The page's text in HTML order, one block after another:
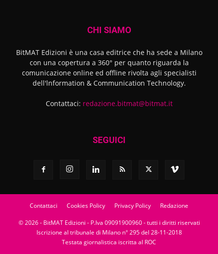
CHI SIAMO
BitMAT Edizioni è una casa editrice che ha sede a Milano
con una copertura a 360° per quanto riguarda la
comunicazione online ed offline rivolta agli specialisti
dell'lnformation & Communication Technology.
Contattaci: redazione.bitmat@bitmat.it
SEGUICI
Contattaci Cookies Policy Privacy Policy Redazione
© 2026 - BitMAT Edizioni - P.Iva 09091900960 - tutti i diritti riservati
Iscrizione al tribunale di Milano n° 295 del 28-11-2018
Testata giornalistica iscritta al ROC